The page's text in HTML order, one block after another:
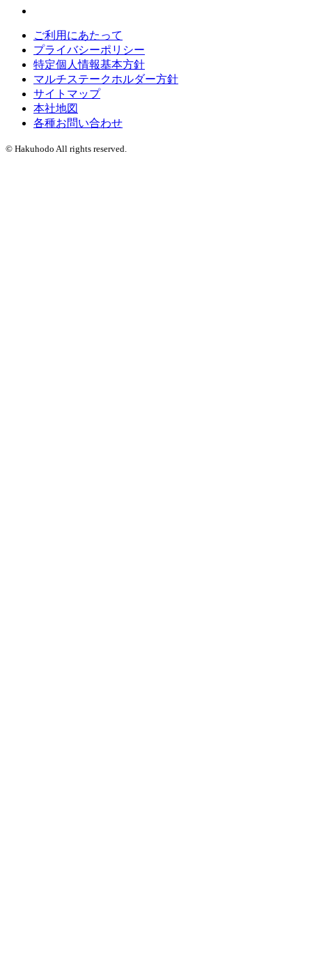
ご利用にあたって
プライバシーポリシー
特定個人情報基本方針
マルチステークホルダー方針
サイトマップ
本社地図
各種お問い合わせ
© Hakuhodo All rights reserved.